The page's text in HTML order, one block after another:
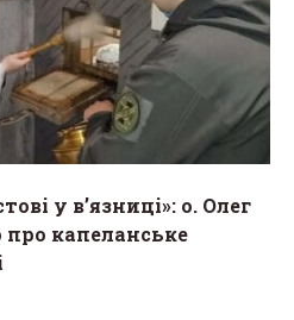
у вʼязниці»: о. Олег
про капеланське